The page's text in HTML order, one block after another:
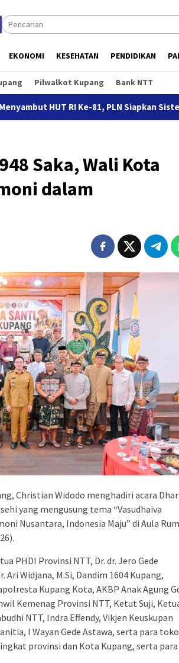
EKONOMI KESEHATAN PENDIDIKAN
Pilwalkot Kupang Bank NTT
HUT RI Ke-81, PLN Siapkan Sistem
Saka, Wali Kota
dalam
Christian Widodo menghadiri acara
yang mengusung tema “Vasudhaiva
Nusantara, Indonesia Maju” di Aula
PHDI Provinsi NTT, Dr. dr. Jero Gede
Ari Widjana, M.Si, Dandim 1604 Kupang,
Kupang Kota, AKBP Anak Agung
Kemenag Provinsi NTT, Ketut Suji,
NTT, Indra Effendy, Vikjen Keuskupan
I Wayan Gede Astawa, serta para
provinsi dan Kota Kupang, serta para